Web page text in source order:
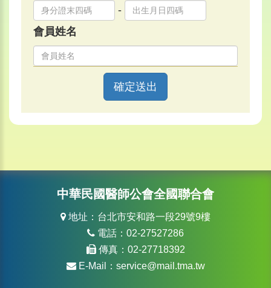
-
會員姓名
確定送出
中華民國醫師公會全國聯合會
地址：台北市安和路一段29號9樓
電話：02-27527286
傳真：02-27718392
E-Mail： service@mail.tma.tw